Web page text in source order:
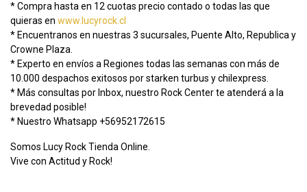
* Compra hasta en 12 cuotas precio contado o todas las que
quieras en www.lucyrock.cl
* Encuentranos en nuestras 3 sucursales, Puente Alto, Republica y
Crowne Plaza.
* Experto en envíos a Regiones todas las semanas con más de
10.000 despachos exitosos por starken turbus y chilexpress.
* Más consultas por Inbox, nuestro Rock Center te atenderá a la
brevedad posible!
* Nuestro Whatsapp +56952172615
Somos Lucy Rock Tienda Online.
Vive con Actitud y Rock!